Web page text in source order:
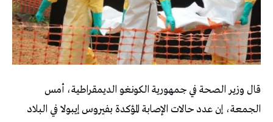
قال وزير الصحة في ‌جمهورية الكونغو الديمقراطية، أمس
الجمعة، إن عدد حالات الإصابة المؤكدة ⁠بفيروس إيبولا في البلاد